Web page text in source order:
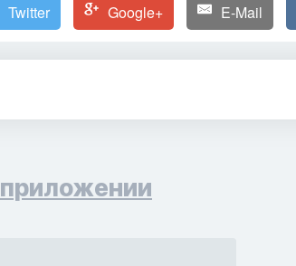
Twitter Google+ E-Mail
приложении